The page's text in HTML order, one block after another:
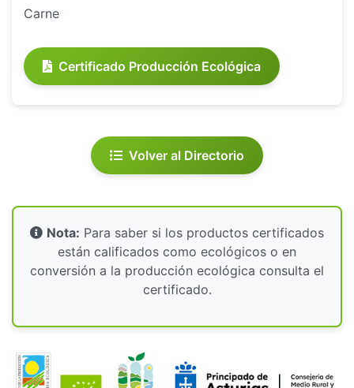
Carne
Certificado Producción Ecológica
Volver al Directorio
Nota: Para saber si los productos certificados
están calificados como ecológicos o en
conversión a la producción ecológica consulta el
certificado.